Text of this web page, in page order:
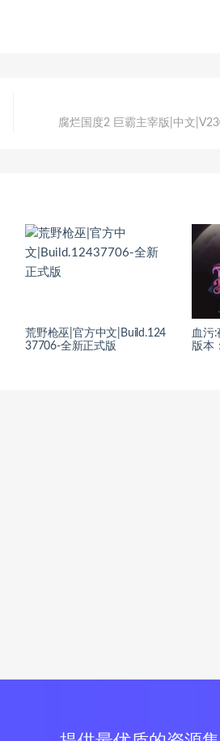
腐烂国度2 巨霸主宰版|中文
荒野枪巫|官方中文|Build.124
37706-全新正式版
血污:
版本